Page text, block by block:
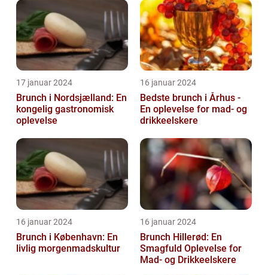
17 januar 2024
Brunch i Nordsjælland: En
kongelig gastronomisk
oplevelse
16 januar 2024
Bedste brunch i Århus -
En oplevelse for mad- og
drikkeelskere
16 januar 2024
Brunch i København: En
livlig morgenmadskultur
16 januar 2024
Brunch Hillerød: En
Smagfuld Oplevelse for
Mad- og Drikkeelskere